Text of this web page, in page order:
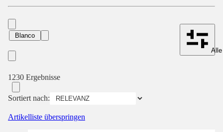
Blanco
1230 Ergebnisse
Sortiert nach:
Artikelliste überspringen